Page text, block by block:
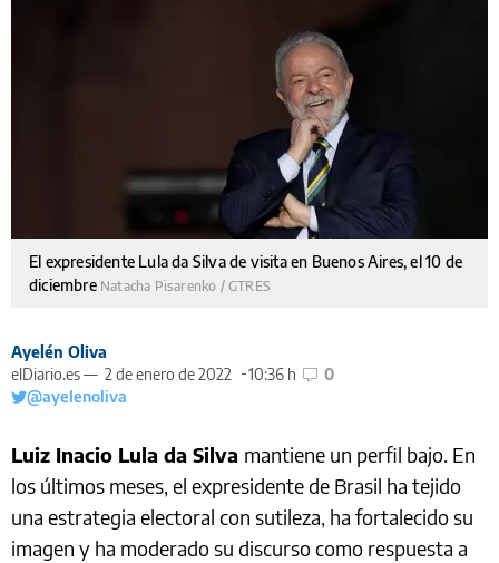
El expresidente Lula da Silva de visita en Buenos Aires, el 10 de
diciembre Natacha Pisarenko / GTRES
Ayelén Oliva
elDiario.es — 2 de enero de 2022 10:36 h
0
@ayelenoliva
Luiz Inacio Lula da Silva mantiene un perfil bajo. En
los últimos meses, el expresidente de Brasil ha tejido
una estrategia electoral con sutileza, ha fortalecido su
imagen y ha moderado su discurso como respuesta a